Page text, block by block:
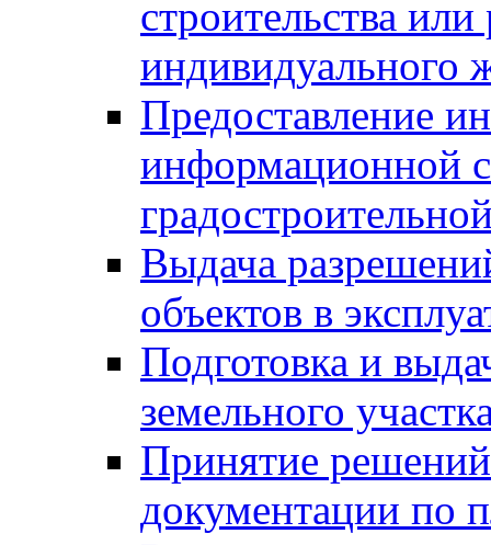
строительства
индивидуального
Предоставление
информационной
Выдача
объектов в
Подготовка и
земельного
Принятие
документации по